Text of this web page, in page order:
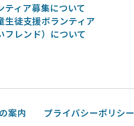
ティア募集について
生徒支援ボランティア
フレンド）について
案内 プライバシーポリシー